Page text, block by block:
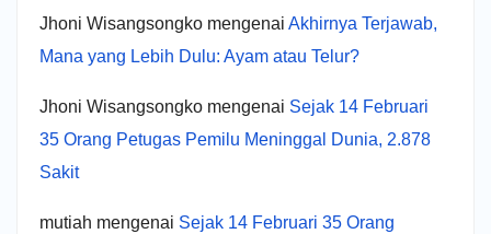
Jhoni Wisangsongko mengenai Akhirnya Terjawab,
Mana yang Lebih Dulu: Ayam atau Telur?
Jhoni Wisangsongko mengenai Sejak 14 Februari
35 Orang Petugas Pemilu Meninggal Dunia, 2.878
Sakit
mutiah mengenai Sejak 14 Februari 35 Orang